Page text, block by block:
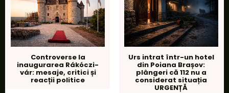
Controverse la
inaugurarea Rákóczi-
vár: mesaje, critici și
reacții politice
Urs intrat într-un hotel
din Poiana Brașov:
plângeri că 112 nu a
considerat situația
URGENȚĂ